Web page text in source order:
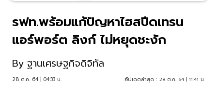
รฟท.พร้อมแก้ปัญหาไฮสปีดเทรน
แอร์พอร์ต ลิงก์ ไม่หยุดชะงัก
By ฐานเศรษฐกิจดิจิทัล
28 ต.ค. 64 | 04:33 น. อัปเดตล่าสุด : 28 ต.ค. 64 | 11:41 น.